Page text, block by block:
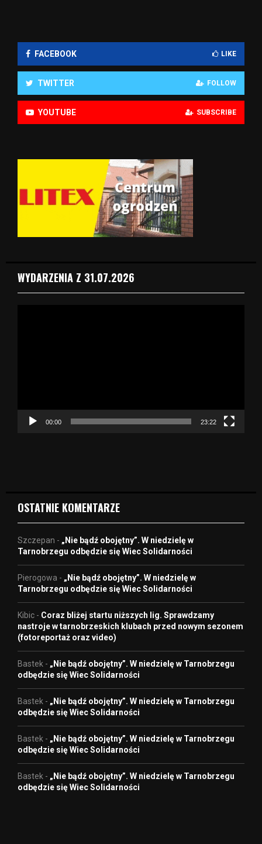
FACEBOOK LIKE
TWITTER FOLLOW
YOUTUBE SUBSCRIBE
WYDARZENIA Z 31.07.2026
c
00:00 23:22
OSTATNIE KOMENTARZE
Szczepan - „Nie bądź obojętny”. W niedzielę w
Tarnobrzegu odbędzie się Wiec Solidarności
Pierogowa - „Nie bądź obojętny”. W niedzielę w
Tarnobrzegu odbędzie się Wiec Solidarności
Kibic - Coraz bliżej startu niższych lig. Sprawdzamy
nastroje w tarnobrzeskich klubach przed nowym sezonem
(fotoreportaż oraz video)
Bastek - „Nie bądź obojętny”. W niedzielę w Tarnobrzegu
odbędzie się Wiec Solidarności
Bastek - „Nie bądź obojętny”. W niedzielę w Tarnobrzegu
odbędzie się Wiec Solidarności
Bastek - „Nie bądź obojętny”. W niedzielę w Tarnobrzegu
odbędzie się Wiec Solidarności
Bastek - „Nie bądź obojętny”. W niedzielę w Tarnobrzegu
odbędzie się Wiec Solidarności